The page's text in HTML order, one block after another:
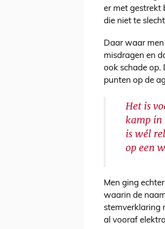
er met gestrekt
die niet te
Daar waar
misdragen en
ook schade op.
punten op de
Het is
kamp in
is wél
op een
Men ging
waarin de
stemverklaring
al vooraf